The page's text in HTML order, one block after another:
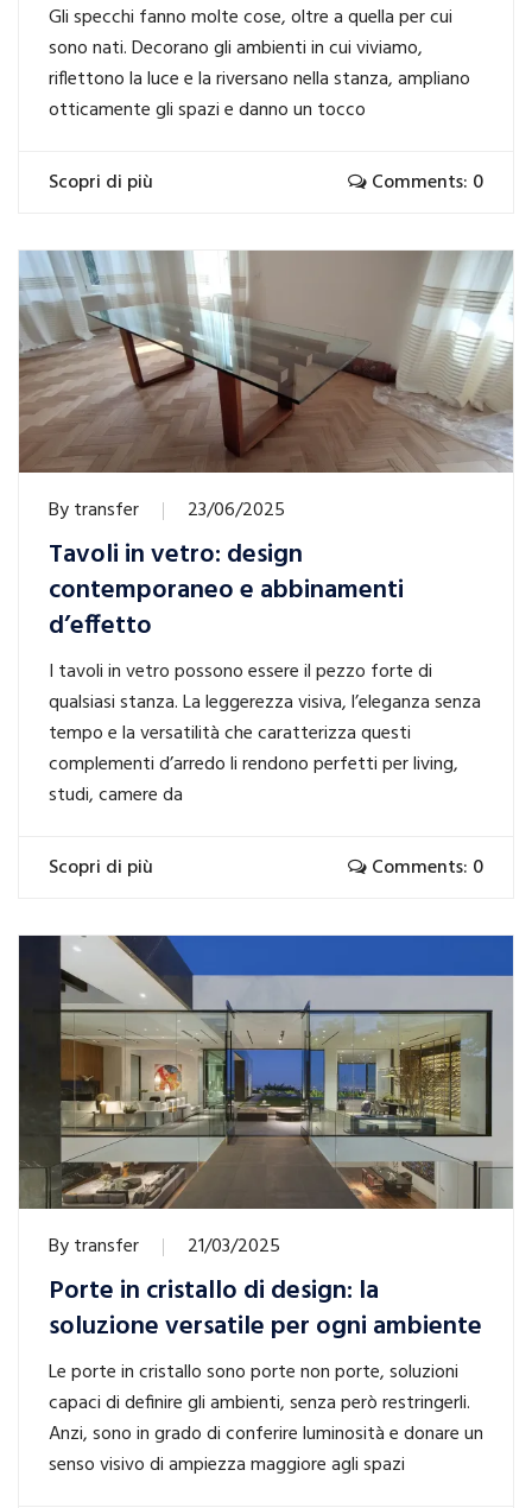
Gli specchi fanno molte cose, oltre a quella per cui
sono nati. Decorano gli ambienti in cui viviamo,
riflettono la luce e la riversano nella stanza, ampliano
otticamente gli spazi e danno un tocco
Scopri di più Comments: 0
Bytransfer 23/06/2025
Tavoli in vetro: design
contemporaneo e abbinamenti
d’effetto
I tavoli in vetro possono essere il pezzo forte di
qualsiasi stanza. La leggerezza visiva, l’eleganza senza
tempo e la versatilità che caratterizza questi
complementi d’arredo li rendono perfetti per living,
studi, camere da
Scopri di più Comments: 0
Bytransfer 21/03/2025
Porte in cristallo di design: la
soluzione versatile per ogni ambiente
Le porte in cristallo sono porte non porte, soluzioni
capaci di definire gli ambienti, senza però restringerli.
Anzi, sono in grado di conferire luminosità e donare un
senso visivo di ampiezza maggiore agli spazi